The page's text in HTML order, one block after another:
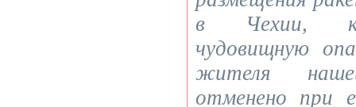
в Чехии,
чудовищную
жителя
отменено при